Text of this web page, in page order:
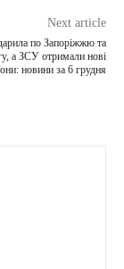
Next article
по Запоріжжю та
а ЗСУ отримали нові
новини за 6 грудня